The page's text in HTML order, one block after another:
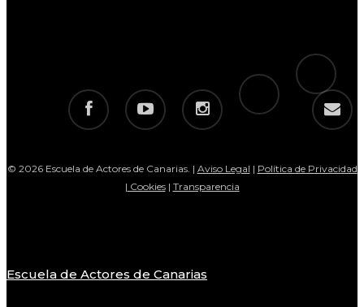
facebook youtube instagram
telegram
tiktok
email
© 2026 Escuela de Actores de Canarias. | Aviso Legal | Política de Privacidad
| Cookies| Transparencia
Close
Escuela de Actores de Canarias